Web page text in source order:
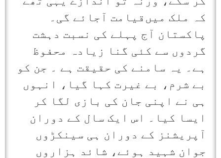
کہ ملک میں‌قیامت آجائے گی۔
پاکستان آج پہلے کی نسبت دہشت
گردوں سے کئی گنا زیادہ محفوظ
ہے۔ یہ سامنے کی حقیقت ہے ۔ جن کو
بے شرم، بے غیرت کہا گیا، انہوں
ہی نے اپنی جان کی بازی لگا کر
ایسا کیا۔ اس ایک سال کے دوران
آپریشنز کے دوران ہی سینکڑوں
جوان شہید ہوئے، شائد ہزاروں